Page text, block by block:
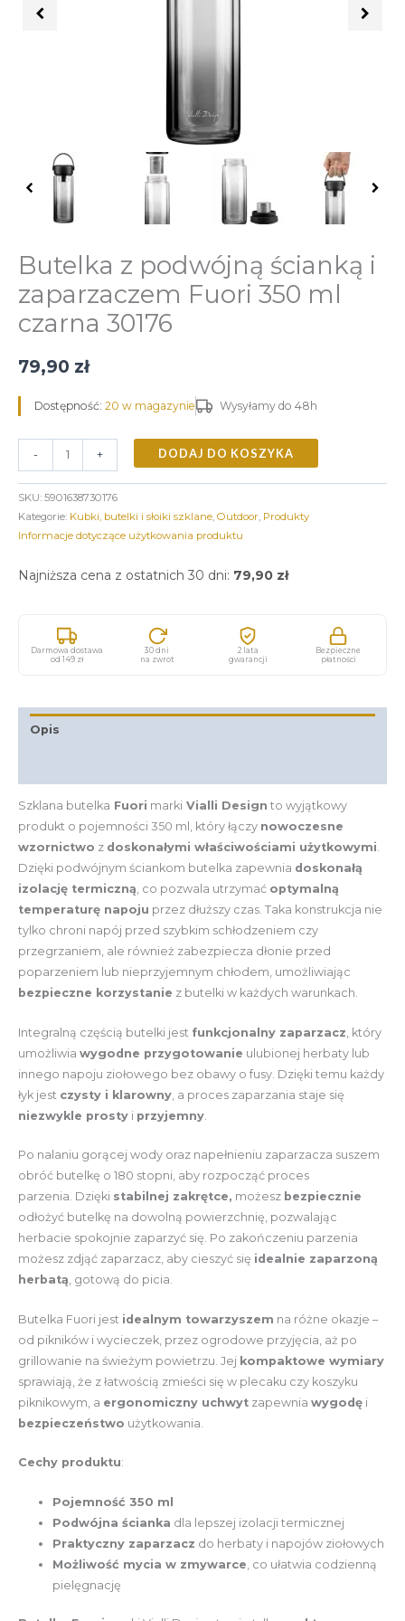
Butelka z podwójną ścianką i
zaparzaczem Fuori 350 ml
czarna 30176
79,90 zł
Dostępność: 20 w magazynie Wysyłamy do 48h
-
zaparzaczem
+ DODAJ DO KOSZYKA
SKU: 5901638730176
Kategorie: Kubki, butelki i słoiki szklane, Outdoor, Produkty
Informacje dotyczące użytkowania produktu
Najniższa cena z ostatnich 30 dni: 79,90 zł
Darmowa dostawa
od 149 zł
30 dni
na zwrot
2 lata
gwarancji
Bezpieczne
płatności
Opis
Szklana butelka Fuori marki Vialli Design to wyjątkowy
produkt o pojemności 350 ml, który łączy nowoczesne
wzornictwo z doskonałymi właściwościami użytkowymi.
Dzięki podwójnym ściankom butelka zapewnia doskonałą
izolację termiczną, co pozwala utrzymać optymalną
temperaturę napoju przez dłuższy czas. Taka konstrukcja nie
tylko chroni napój przed szybkim schłodzeniem czy
przegrzaniem, ale również zabezpiecza dłonie przed
poparzeniem lub nieprzyjemnym chłodem, umożliwiając
bezpieczne korzystanie z butelki w każdych warunkach.
Integralną częścią butelki jest funkcjonalny zaparzacz , który
umożliwia wygodne przygotowanie ulubionej herbaty lub
innego napoju ziołowego bez obawy o fusy. Dzięki temu każdy
łyk jest czysty i klarowny , a proces zaparzania staje się
niezwykle prosty i przyjemny
Po nalaniu gorącej wody oraz napełnieniu zaparzacza suszem
obróć butelkę o 180 stopni, aby rozpocząć proces
parzenia. Dzięki stabilnej zakrętce, możesz bezpiecznie
odłożyć butelkę na dowolną powierzchnię, pozwalając
herbacie spokojnie zaparzyć się. Po zakończeniu parzenia
możesz zdjąć zaparzacz, aby cieszyć się idealnie zaparzoną
herbatą, gotową do picia.
Butelka Fuori jest idealnym towarzyszem na różne okazje –
od pikników i wycieczek, przez ogrodowe przyjęcia, aż po
grillowanie na świeżym powietrzu. Jej kompaktowe wymiary
sprawiają, że z łatwością zmieści się w plecaku czy koszyku
piknikowym, a ergonomiczny uchwyt zapewnia wygodę i
bezpieczeństwo użytkowania.
Cechy produktu:
Pojemność 350 ml
Podwójna ścianka dla lepszej izolacji termicznej
Praktyczny zaparzacz do herbaty i napojów ziołowych
Możliwość mycia w zmywarce , co ułatwia codzienną
pielęgnację